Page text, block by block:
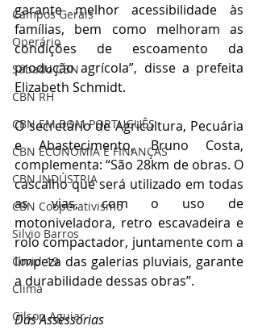
Campos Gerais
Operário
Sábado CBN
CBN RH
CBN EM BOM PORTUGUÊS
CBN ECONOMIA E FINANÇAS
CBN INDÚSTRIA
CBN Cooperativismo
Silvio Barros
Covid-19
Clima
Gilson Aguiar
garante melhor acessibilidade às
famílias, bem como melhoram as
condições de escoamento da
produção agrícola”, disse a prefeita
Elizabeth Schmidt.
O secretário de Agricultura, Pecuária
e Abastecimento, Bruno Costa,
complementa: “São 28km de obras. O
cascalho que será utilizado em todas
as vias, com o uso de
motoniveladora, retro escavadeira e
rolo compactador, juntamente com a
limpeza das galerias pluviais, garante
a durabilidade dessas obras”.
Das Assessorias